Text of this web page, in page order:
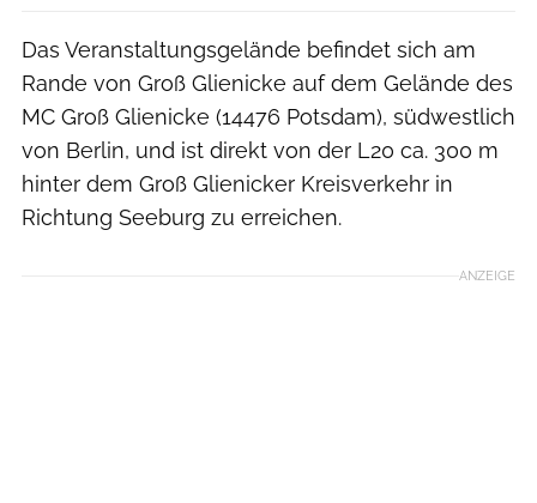
Das Veranstaltungsgelände befindet sich am
Rande von Groß Glienicke auf dem Gelände des
MC Groß Glienicke (14476 Potsdam), südwestlich
von Berlin, und ist direkt von der L20 ca. 300 m
hinter dem Groß Glienicker Kreisverkehr in
Richtung Seeburg zu erreichen.
ANZEIGE